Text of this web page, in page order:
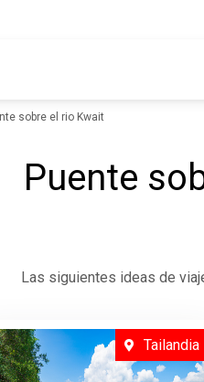
sobre el rio Kwait
Puente
Las siguientes ideas de
Tailandia